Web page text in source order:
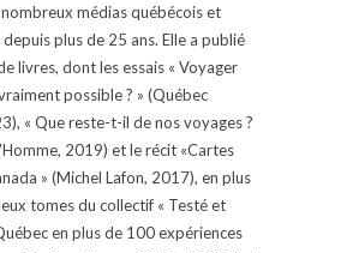
médias québécois et
plus de 25 ans. Elle a publié
livres, dont les essais « Voyager
possible ? » (Québec
« Que reste-t-il de nos voyages ?
2019) et le récit «Cartes
» (Michel Lafon, 2017), en plus
tomes du collectif « Testé et
en plus de 100 expériences